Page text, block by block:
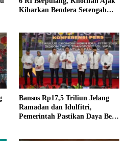
Kibarkan Bendera Setengah
Bansos Rp17,5 Triliun Jelang
Ramadan dan Idulfitri,
Pemerintah Pastikan Daya Beli